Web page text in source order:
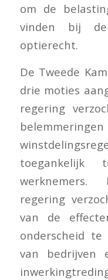
om de
vinden bij
optierecht.
De Tweede
drie moties
regering
regering
van de
onderscheid
van